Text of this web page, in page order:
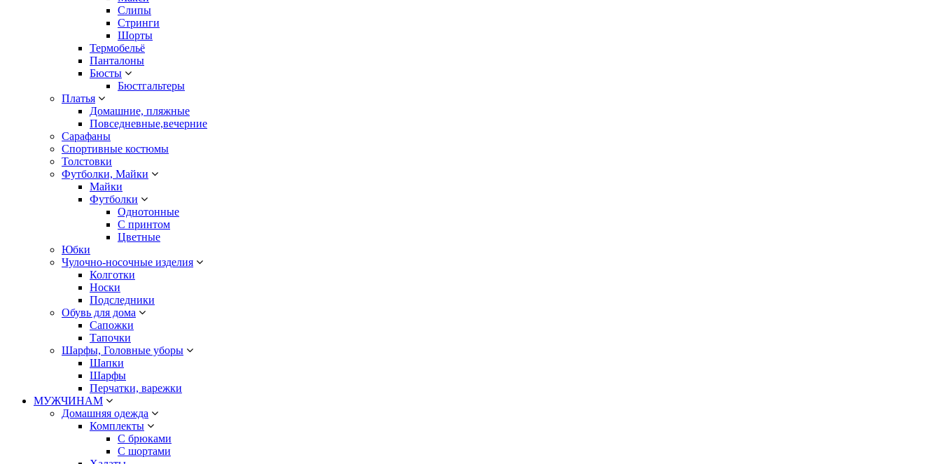
Слипы
Стринги
Шорты
Термобельё
Панталоны
Бюсты
Бюстгальтеры
Платья
Домашние, пляжные
Повседневные,вечерние
Сарафаны
Спортивные костюмы
Толстовки
Футболки, Майки
Майки
Футболки
Однотонные
С принтом
Цветные
Юбки
Чулочно-носочные изделия
Колготки
Носки
Подследники
Обувь для дома
Сапожки
Тапочки
Шарфы, Головные уборы
Шапки
Шарфы
Перчатки, варежки
МУЖЧИНАМ
Домашняя одежда
Комплекты
С брюками
С шортами